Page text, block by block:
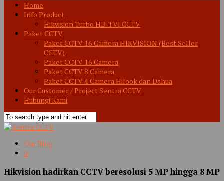
Home
Info Product
Hikvision Turbo HD-TVI CCTV
Paket CCTV
Paket CCTV 16 Camera HIKVISION (Best Seller
CCTV)
Paket CCTV 16 Camera
Paket CCTV 8 Camera
Paket CCTV 4 Camera Hilook dan Dahua
Our Customer / Project Sentra CCTV
Hubungi Kami
Our Blog
0
Hikvision hadirkan CCTV beresolusi 5 MP hingga 8 MP